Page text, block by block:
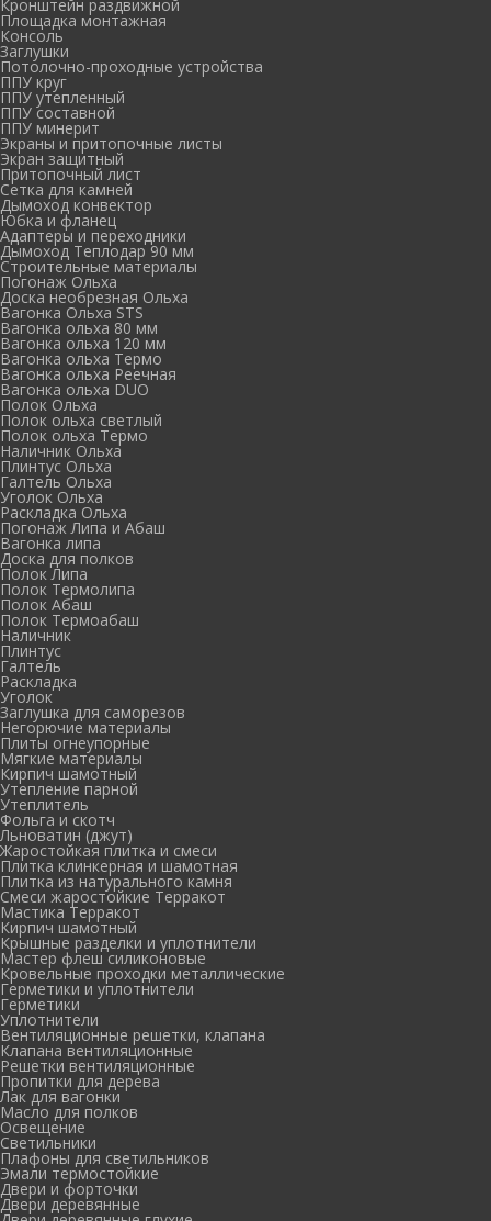
Кронштейн раздвижной
Площадка монтажная
Консоль
Заглушки
Потолочно-проходные устройства
ППУ круг
ППУ утепленный
ППУ составной
ППУ минерит
Экраны и притопочные листы
Экран защитный
Притопочный лист
Сетка для камней
Дымоход конвектор
Юбка и фланец
Адаптеры и переходники
Дымоход Теплодар 90 мм
Cтроительные материалы
Погонаж Ольха
Доска необрезная Ольха
Вагонка Ольха STS
Вагонка ольха 80 мм
Вагонка ольха 120 мм
Вагонка ольха Термо
Вагонка ольха Реечная
Вагонка ольха DUO
Полок Ольха
Полок ольха светлый
Полок ольха Термо
Наличник Ольха
Плинтус Ольха
Галтель Ольха
Уголок Ольха
Раскладка Ольха
Погонаж Липа и Абаш
Вагонка липа
Доска для полков
Полок Липа
Полок Термолипа
Полок Абаш
Полок Термоабаш
Наличник
Плинтус
Галтель
Раскладка
Уголок
Заглушка для саморезов
Негорючие материалы
Плиты огнеупорные
Мягкие материалы
Кирпич шамотный
Утепление парной
Утеплитель
Фольга и скотч
Льноватин (джут)
Жаростойкая плитка и смеси
Плитка клинкерная и шамотная
Плитка из натурального камня
Смеси жаростойкие Терракот
Мастика Терракот
Кирпич шамотный
Крышные разделки и уплотнители
Мастер флеш силиконовые
Кровельные проходки металлические
Герметики и уплотнители
Герметики
Уплотнители
Вентиляционные решетки, клапана
Клапана вентиляционные
Решетки вентиляционные
Пропитки для дерева
Лак для вагонки
Масло для полков
Освещение
Светильники
Плафоны для светильников
Эмали термостойкие
Двери и форточки
Двери деревянные